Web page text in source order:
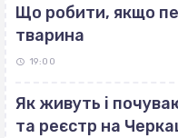
Що робити, якщо
тварина
19:00
Як живуть і
та реєстр на